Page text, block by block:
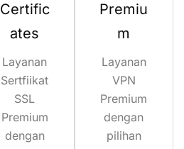
Certific
ates
Layanan
Sertfiikat
SSL
Premium
dengan
Premiu
m
Layanan
VPN
Premium
dengan
pilihan